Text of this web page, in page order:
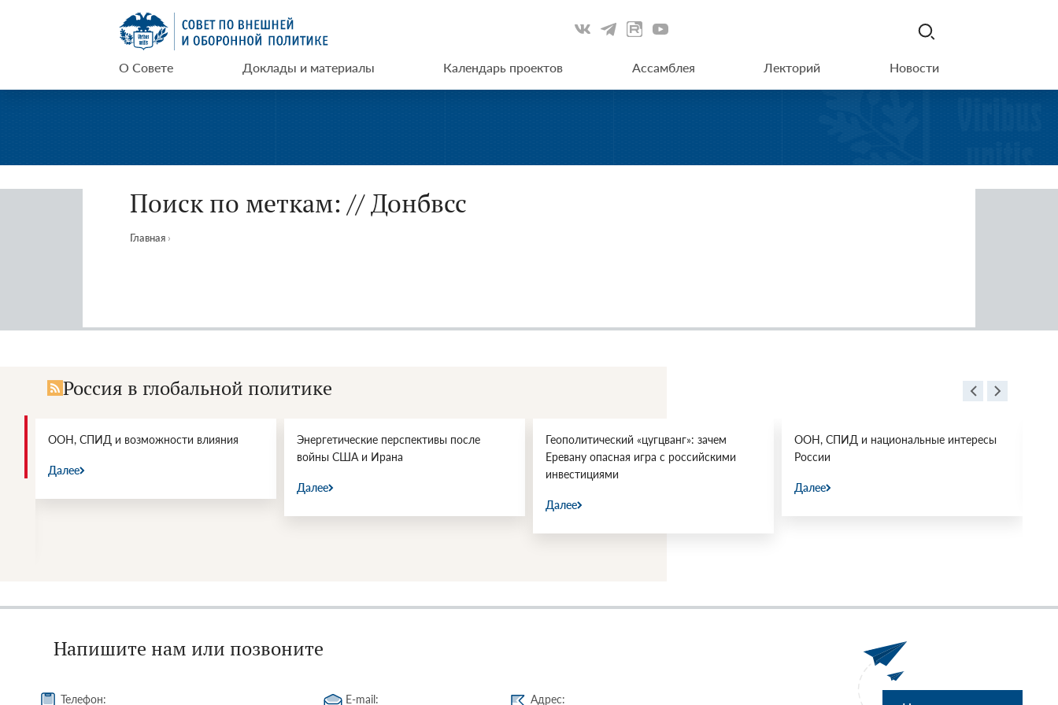
СВОП
О Совете Доклады и материалы Календарь проектов Ассамблея Лекторий Новости
Поиск по меткам: // Донбвсс
Главная ›
Россия в глобальной политике
ООН, СПИД и возможности влияния
Далее
Энергетические перспективы после
войны США и Ирана
Далее
Геополитический «цугцванг»: зачем
Еревану опасная игра с российскими
инвестициями
Далее
ООН, СПИД и национальные интересы
России
Далее
Напишите нам или позвоните
Телефон: E-mail: Адрес: